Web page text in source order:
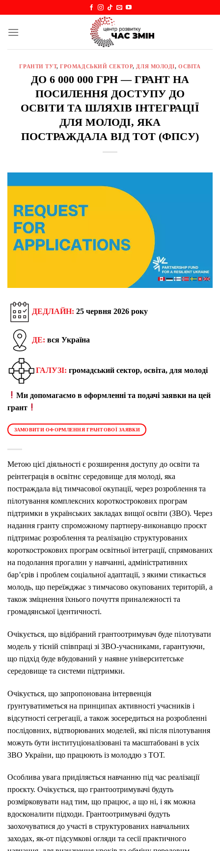
content
ГРАНТИ ТУТ,ГРОМАДСЬКИЙ СЕКТОР, ДЛЯ МОЛОДІ,ОСВІТА
ДО 6 000 000 ГРН — ГРАНТ НА
ПОСИЛЕННЯ ДОСТУПУ ДО
ОСВІТИ ТА ШЛЯХІВ ІНТЕГРАЦІЇ
ДЛЯ МОЛОДІ, ЯКА
ПОСТРАЖДАЛА ВІД ТОТ (ФПСУ)
ДЕДЛАЙН: 25 червня 2026 року
ДЕ: вся Україна
ГАЛУЗІ: громадський сектор, освіта, для молоді
Ми допомагаємо в оформленні та подачі заявки на цей
грант
ЗАМОВИТИ ОФОРМЛЕННЯ ГРАНТОВОЇ ЗАЯВКИ
Метою цієї діяльності є розширення доступу до освіти та
реінтеграція в освітнє середовище для молоді, яка
постраждала від тимчасової окупації, через розроблення та
пілотування комплексних короткострокових програм
підтримки в українських закладах вищої освіти (ЗВО). Через
надання гранту спроможному партнеру-виконавцю проєкт
підтримає розроблення та реалізацію структурованих
короткострокових програм освітньої інтеграції, спрямованих
на подолання прогалин у навчанні, адміністративних
бар’єрів і проблем соціальної адаптації, з якими стикається
молодь, що переїжджає з тимчасово окупованих територій, а
також зміцнення їхнього почуття приналежності та
громадянської ідентичності.
Очікується, що відібраний грантоотримувач буде пілотувати
модель у тісній співпраці зі ЗВО-учасниками, гарантуючи,
що підхід буде вбудований у наявне університетське
середовище та системи підтримки.
Очікується, що запропонована інтервенція
ґрунтуватиметься на принципах активності учасників і
відсутності сегрегації, а також зосередиться на розробленні
послідовних, відтворюваних моделей, які після пілотування
можуть бути інституціоналізовані та масштабовані в усіх
ЗВО України, що працюють із молоддю з ТОТ.
Особлива увага приділяється навчанню під час реалізації
проєкту. Очікується, що грантоотримувачі будуть
розмірковувати над тим, що працює, а що ні, і як можна
вдосконалити підходи. Грантоотримувачі будуть
заохочуватися до участі в структурованих навчальних
заходах, як-от підсумкові огляди та сесії практичного